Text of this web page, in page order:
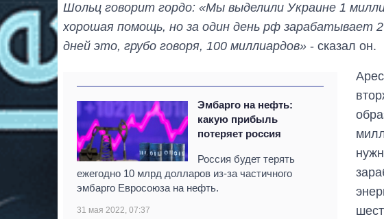
Шольц говорит гордо: «Мы выделили Украине 1
хорошая помощь, но за один день рф зарабатывает
дней это, грубо говоря, 100 миллиардов» - сказал он.
Эмбарго на нефть:
какую прибыль
потеряет россия
Россия будет терять
ежегодно 10 млрд долларов из-за частичного
эмбарго Евросоюза на нефть.
31 мая 2022, 07:37